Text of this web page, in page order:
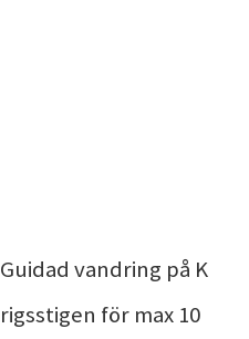
Guidad vandring på K
rigsstigen för max 10